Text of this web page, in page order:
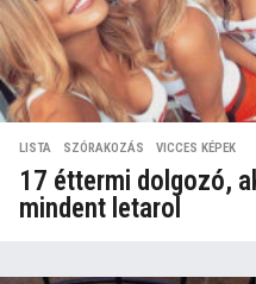
LISTA ,SZÓRAKOZÁS ,VICCES KÉPEK
17 éttermi dolgozó,
mindent letarol